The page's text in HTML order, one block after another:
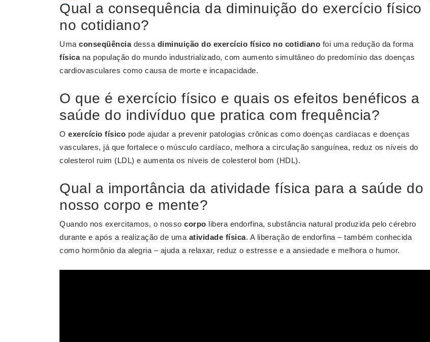
Qual a consequência da diminuição do exercício físico
no cotidiano?
Uma conseqüênciadessa diminuição do exercício físico no cotidiano foi uma redução da forma
físicana população do mundo industrializado, com aumento simultâneo do predomínio das doenças
cardiovasculares como causa de morte e incapacidade.
O que é exercício físico e quais os efeitos benéficos a
saúde do indivíduo que pratica com frequência?
O exercício físico pode ajudar a prevenir patologias crônicas como doenças cardíacas e doenças
vasculares, já que fortalece o músculo cardíaco, melhora a circulação sanguínea, reduz os níveis do
colesterol ruim (LDL) e aumenta os níveis de colesterol bom (HDL).
Qual a importância da atividade física para a saúde do
nosso corpo e mente?
Quando nos exercitamos, o nosso corpo libera endorfina, substância natural produzida pelo cérebro
durante e após a realização de uma atividade física. A liberação de endorfina – também conhecida
como hormônio da alegria – ajuda a relaxar, reduz o estresse e a ansiedade e melhora o humor.